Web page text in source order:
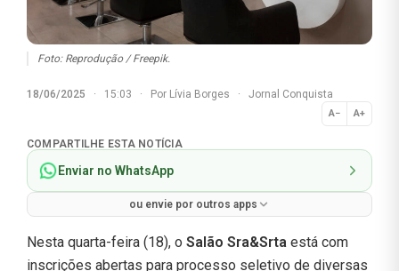
Foto: Reprodução / Freepik.
18/06/2025 · 15:03 · Por Lívia Borges · Jornal Conquista
A− A+
Normal
COMPARTILHE ESTA NOTÍCIA
Enviar no WhatsApp
ou envie por outros apps
Nesta quarta-feira (18), o Salão Sra&Srta está com
inscrições abertas para processo seletivo de diversas